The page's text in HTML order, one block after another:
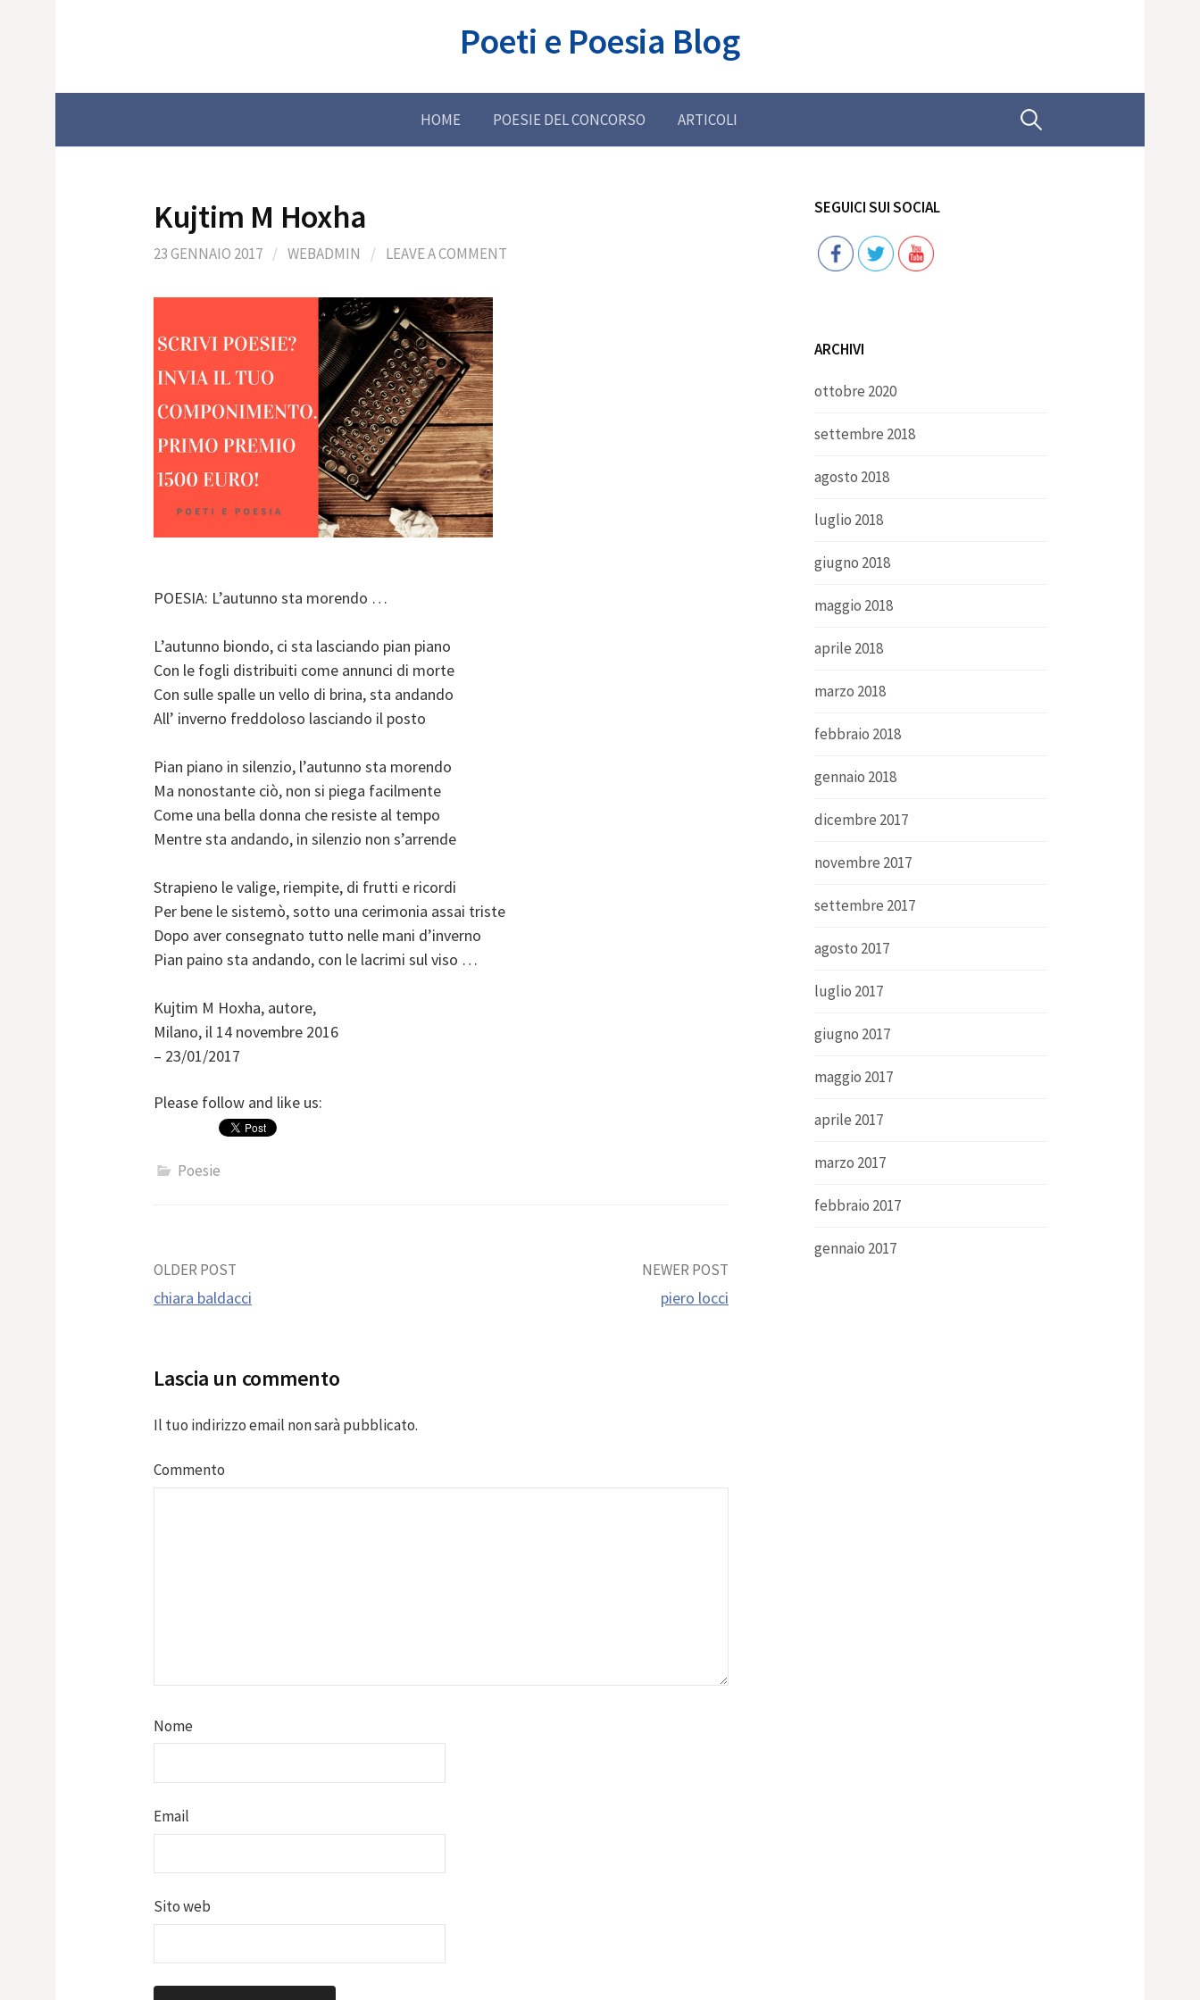
Poeti e Poesia Blog
HOME POESIE DEL CONCORSO ARTICOLI Ricerca
Kujtim M Hoxha
23 GENNAIO 2017 / WEBADMIN / LEAVE A COMMENT
POESIA: L’autunno sta morendo …
L’autunno biondo, ci sta lasciando pian piano
Con le fogli distribuiti come annunci di morte
Con sulle spalle un vello di brina, sta andando
All’ inverno freddoloso lasciando il posto
Pian piano in silenzio, l’autunno sta morendo
Ma nonostante ciò, non si piega facilmente
Come una bella donna che resiste al tempo
Mentre sta andando, in silenzio non s’arrende
Strapieno le valige, riempite, di frutti e ricordi
Per bene le sistemò, sotto una cerimonia assai triste
Dopo aver consegnato tutto nelle mani d’inverno
Pian paino sta andando, con le lacrimi sul viso …
Kujtim M Hoxha, autore,
Milano, il 14 novembre 2016
– 23/01/2017
Please follow and like us:
Poesie
Post
OLDER POST
chiara baldacci
NEWER POST
piero locci
Lascia un commento
Il tuo indirizzo email non sarà pubblicato.
Commento
Nome
Email
Sito web
SEGUICI SUI SOCIAL
Follow
ARCHIVI
ottobre 2020
settembre 2018
agosto 2018
luglio 2018
giugno 2018
maggio 2018
aprile 2018
marzo 2018
febbraio 2018
gennaio 2018
dicembre 2017
novembre 2017
settembre 2017
agosto 2017
luglio 2017
giugno 2017
maggio 2017
aprile 2017
marzo 2017
febbraio 2017
gennaio 2017